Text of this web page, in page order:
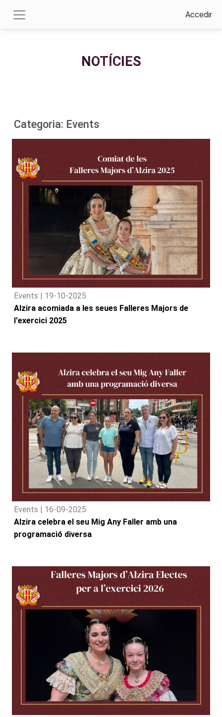
Accedir
NOTÍCIES
Categoria: Events
Events | 19-10-2025
Alzira acomiada a les seues Falleres Majors de
l'exercici 2025
Events | 16-09-2025
Alzira celebra el seu Mig Any Faller amb una
programació diversa